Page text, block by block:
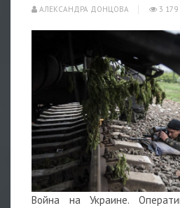
АЛЕКСАНДРА ДОНЦОВА
3 179
Война на Украине.